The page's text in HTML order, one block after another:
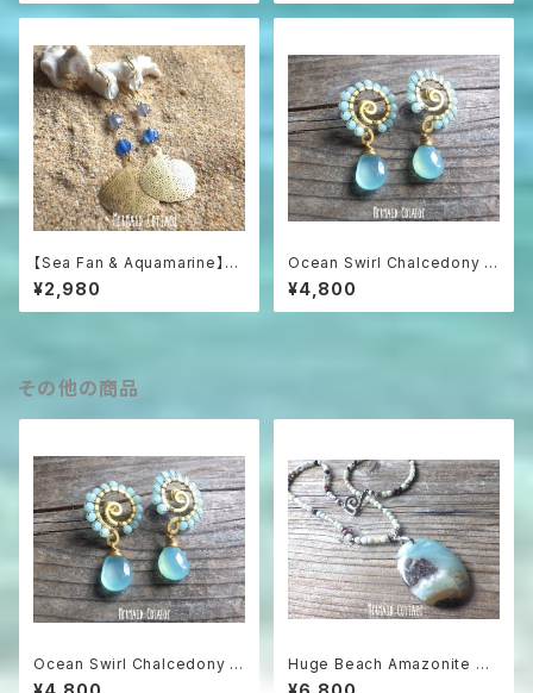
【Sea Fan & Aquamarine】海
うちわと3色アクアマリンのグラ
デーションピアス
¥2,980
Ocean Swirl Chalcedony *
Sea blue* 波の渦から滴るシ
ーブルーカルセドニーのボヘミ
アンピアス
¥4,800
その他の商品
Ocean Swirl Chalcedony *
Sea blue* 波の渦から滴るシ
Huge Beach Amazonite Ne
cklace / 特大アマゾナイトのス